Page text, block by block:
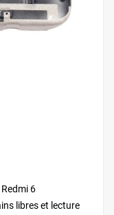
6
libres et lecture